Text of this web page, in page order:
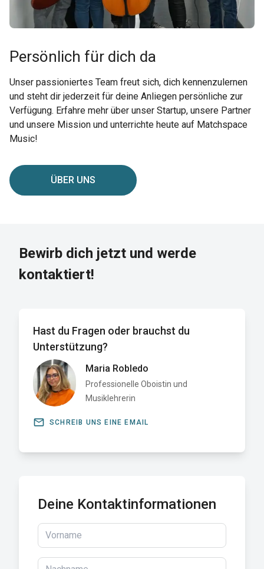
Persönlich für dich da
Unser passioniertes Team freut sich, dich kennenzulernen
und steht dir jederzeit für deine Anliegen persönliche zur
Verfügung. Erfahre mehr über unser Startup, unsere Partner
und unsere Mission und unterrichte heute auf Matchspace
Music!
ÜBER UNS
Bewirb dich jetzt und werde
kontaktiert!
Hast du Fragen oder brauchst du
Unterstützung?
Maria Robledo
Professionelle Oboistin und
Musiklehrerin
email SCHREIB UNS EINE EMAIL
Deine Kontaktinformationen